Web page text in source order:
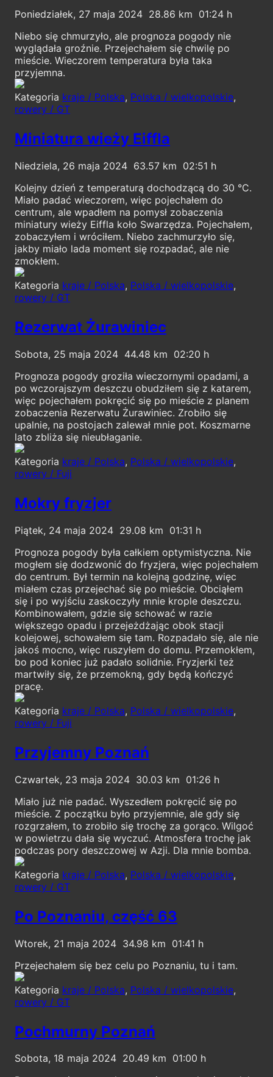
Poniedziałek, 27 maja 2024 28.86
01:24
Niebo się chmurzyło, ale prognoza pogody nie
wyglądała groźnie. Przejechałem się chwilę po
mieście. Wieczorem temperatura była taka
przyjemna.
Kategoria kraje / Polska, Polska / wielkopolskie,
rowery / GT
Miniatura wieży Eiffla
Niedziela, 26 maja 2024 63.57
02:51
Kolejny dzień z temperaturą dochodzącą do 30 °C.
Miało padać wieczorem, więc pojechałem do
centrum, ale wpadłem na pomysł zobaczenia
miniatury wieży Eiffla koło Swarzędza. Pojechałem,
zobaczyłem i wróciłem. Niebo zachmurzyło się,
jakby miało lada moment się rozpadać, ale nie
zmokłem.
Kategoria kraje / Polska, Polska / wielkopolskie,
rowery / GT
Rezerwat Żurawiniec
Sobota, 25 maja 2024 44.48
02:20
Prognoza pogody groziła wieczornymi opadami, a
po wczorajszym deszczu obudziłem się z katarem,
więc pojechałem pokręcić się po mieście z planem
zobaczenia Rezerwatu Żurawiniec. Zrobiło się
upalnie, na postojach zalewał mnie pot. Koszmarne
lato zbliża się nieubłaganie.
Kategoria kraje / Polska, Polska / wielkopolskie,
rowery / Fuji
Mokry fryzjer
Piątek, 24 maja 2024 29.08
01:31
Prognoza pogody była całkiem optymistyczna. Nie
mogłem się dodzwonić do fryzjera, więc pojechałem
do centrum. Był termin na kolejną godzinę, więc
miałem czas przejechać się po mieście. Obciąłem
się i po wyjściu zaskoczyły mnie krople deszczu.
Kombinowałem, gdzie się schować w razie
większego opadu i przejeżdżając obok stacji
kolejowej, schowałem się tam. Rozpadało się, ale nie
jakoś mocno, więc ruszyłem do domu. Przemokłem,
bo pod koniec już padało solidnie. Fryzjerki też
martwiły się, że przemokną, gdy będą kończyć
pracę.
Kategoria kraje / Polska, Polska / wielkopolskie,
rowery / Fuji
Przyjemny Poznań
Czwartek, 23 maja 2024 30.03
01:26
Miało już nie padać. Wyszedłem pokręcić się po
mieście. Z początku było przyjemnie, ale gdy się
rozgrzałem, to zrobiło się trochę za gorąco. Wilgoć
w powietrzu dała się wyczuć. Atmosfera trochę jak
podczas pory deszczowej w Azji. Dla mnie bomba.
Kategoria kraje / Polska, Polska / wielkopolskie,
rowery / GT
Po Poznaniu, część 63
Wtorek, 21 maja 2024 34.98
01:41
Przejechałem się bez celu po Poznaniu, tu i tam.
Kategoria kraje / Polska, Polska / wielkopolskie,
rowery / GT
Pochmurny Poznań
Sobota, 18 maja 2024 20.49
01:00